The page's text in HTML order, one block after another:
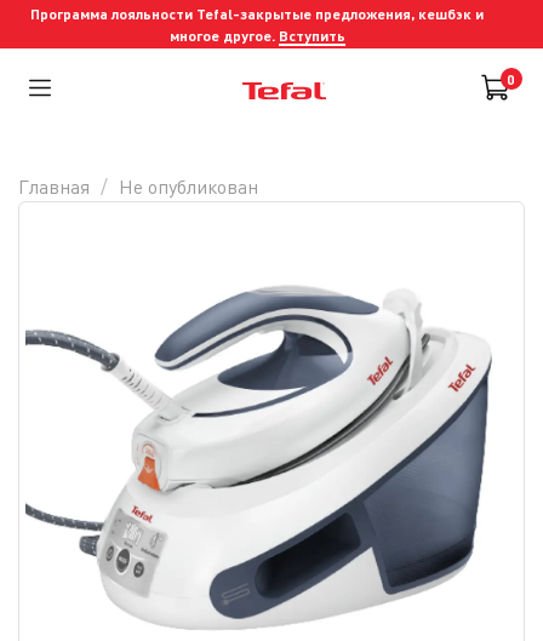
Программа лояльности Tefal-закрытые предложения, кешбэк и
многое другое. Вступить
0
Главная Не опубликован